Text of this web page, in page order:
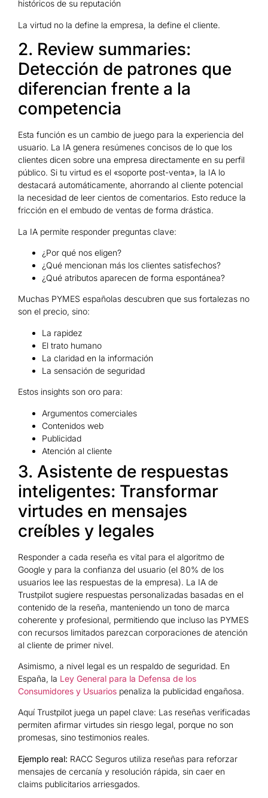
históricos de su reputación
La virtud no la define la empresa, la define el cliente.
2. Review summaries:
Detección de patrones que
diferencian frente a la
competencia
Esta función es un cambio de juego para la experiencia del
usuario. La IA genera resúmenes concisos de lo que los
clientes dicen sobre una empresa directamente en su perfil
público. Si tu virtud es el «soporte post-venta», la IA lo
destacará automáticamente, ahorrando al cliente potencial
la necesidad de leer cientos de comentarios. Esto reduce la
fricción en el embudo de ventas de forma drástica.
La IA permite responder preguntas clave:
¿Por qué nos eligen?
¿Qué mencionan más los clientes satisfechos?
¿Qué atributos aparecen de forma espontánea?
Muchas PYMES españolas descubren que sus fortalezas no
son el precio, sino:
La rapidez
El trato humano
La claridad en la información
La sensación de seguridad
Estos insights son oro para:
Argumentos comerciales
Contenidos web
Publicidad
Atención al cliente
3. Asistente de respuestas
inteligentes: Transformar
virtudes en mensajes
creíbles y legales
Responder a cada reseña es vital para el algoritmo de
Google y para la confianza del usuario (el 80% de los
usuarios lee las respuestas de la empresa). La IA de
Trustpilot sugiere respuestas personalizadas basadas en el
contenido de la reseña, manteniendo un tono de marca
coherente y profesional, permitiendo que incluso las PYMES
con recursos limitados parezcan corporaciones de atención
al cliente de primer nivel.
Asimismo, a nivel legal es un respaldo de seguridad. En
España, la Ley General para la Defensa de los
Consumidores y Usuarios penaliza la publicidad engañosa.
Aquí Trustpilot juega un papel clave: Las reseñas verificadas
permiten afirmar virtudes sin riesgo legal, porque no son
promesas, sino testimonios reales.
Ejemplo real: RACC Seguros utiliza reseñas para reforzar
mensajes de cercanía y resolución rápida, sin caer en
claims publicitarios arriesgados.